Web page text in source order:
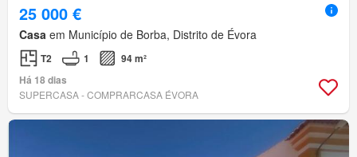
25 000 €
Casa em Município de Borba, Distrito de Évora
T2 1
94 m²
Há 18 dias
SUPERCASA - COMPRARCASA ÉVORA